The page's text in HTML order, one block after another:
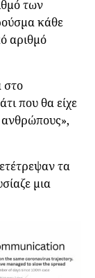
των
κάθε
αριθμό
στο
που θα είχε
τα
μια